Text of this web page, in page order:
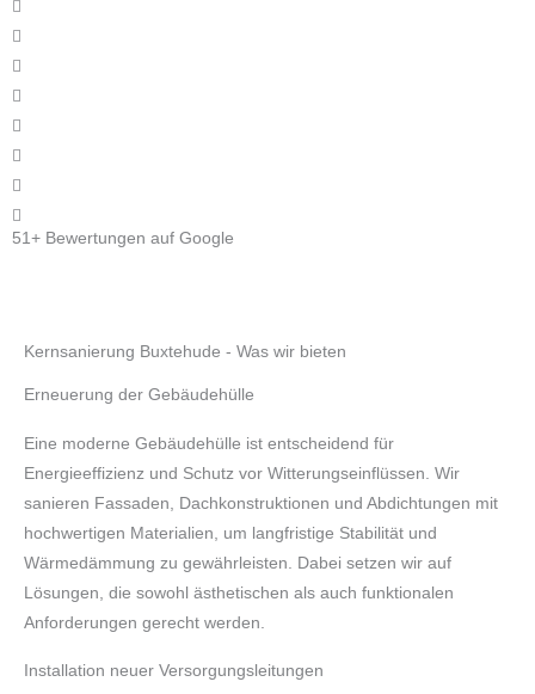
51+ Bewertungen auf Google
Kernsanierung Buxtehude - Was wir bieten
Erneuerung der Gebäudehülle
Eine moderne Gebäudehülle ist entscheidend für
Energieeffizienz und Schutz vor Witterungseinflüssen. Wir
sanieren Fassaden, Dachkonstruktionen und Abdichtungen mit
hochwertigen Materialien, um langfristige Stabilität und
Wärmedämmung zu gewährleisten. Dabei setzen wir auf
Lösungen, die sowohl ästhetischen als auch funktionalen
Anforderungen gerecht werden.
Installation neuer Versorgungsleitungen